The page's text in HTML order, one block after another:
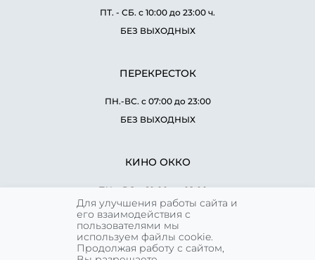
ПТ. - СБ. с 10:00 до 23:00 ч.
БЕЗ ВЫХОДНЫХ
ПЕРЕКРЕСТОК
ПН.-ВС. с 07:00 до 23:00
БЕЗ ВЫХОДНЫХ
КИНО ОККО
ПН. - ВС. с 10:00 до 02:00 ч.
БЕЗ ВЫХОДНЫХ
WORLD CLASS
Для улучшения работы сайта и
его взаимодействия с
пользователями мы
используем файлы cookie.
Продолжая работу с сайтом,